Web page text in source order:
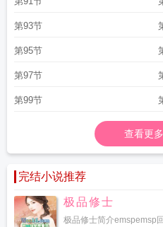
第93节
第95节
第97节
第99节
查看更多
完结小说推荐
极品修士
极品修士简介emspemsp